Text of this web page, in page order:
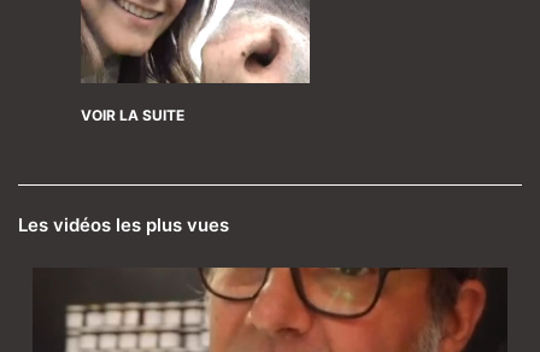
VOIR LA SUITE
Les vidéos les plus vues